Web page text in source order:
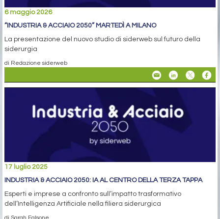
6 maggio 2026
“INDUSTRIA & ACCIAIO 2050” MARTEDÌ A MILANO
La presentazione del nuovo studio di siderweb sul futuro della
siderurgia
di Redazione siderweb
17 luglio 2025
INDUSTRIA & ACCIAIO 2050: IA AL CENTRO DELLA TERZA TAPPA
Esperti e imprese a confronto sull’impatto trasformativo
dell’Intelligenza Artificiale nella filiera siderurgica
di Sarah Falsone